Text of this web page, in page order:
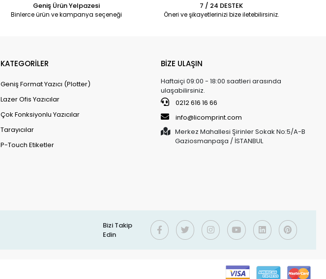
Geniş Ürün Yelpazesi
Binlerce ürün ve kampanya seçeneği
7 / 24 DESTEK
Öneri ve şikayetlerinizi bize iletebilirsiniz.
KATEGORİLER
Geniş Format Yazıcı (Plotter)
Lazer Ofis Yazıcılar
Çok Fonksiyonlu Yazıcılar
Tarayıcılar
P-Touch Etiketler
BİZE ULAŞIN
Haftaiçi 09:00 - 18:00 saatleri arasında
ulaşabilirsiniz.
0212 616 16 66
info@licomprint.com
Merkez Mahallesi Şirinler Sokak No:5/A-B
Gaziosmanpaşa / İSTANBUL
Bizi Takip
Edin